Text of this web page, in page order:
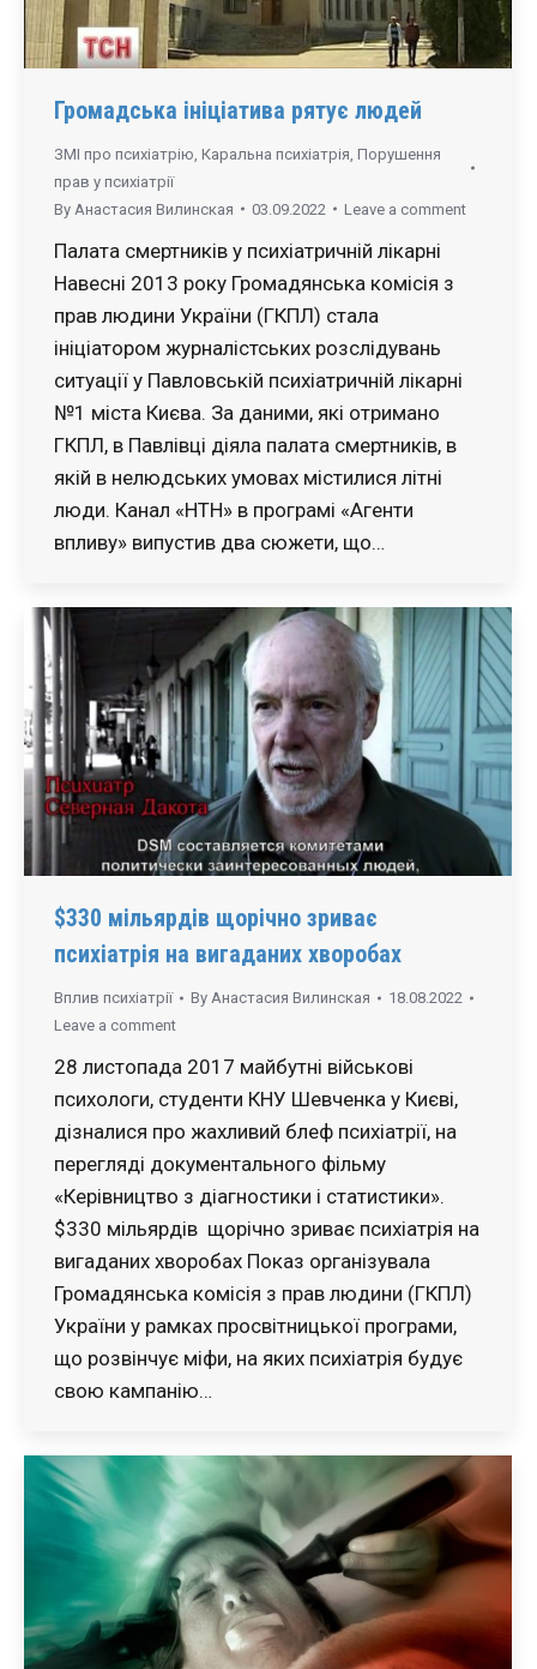
Громадська ініціатива рятує людей
ЗМІ про психіатрію Каральна психіатрія Порушення
прав у психіатрії
By Анастасия Вилинская 03.09.2022 Leave a comment
Палата смертників у психіатричній лікарні
Навесні 2013 року Громадянська комісія з
прав людини України (ГКПЛ) стала
ініціатором журналістських розслідувань
ситуації у Павловській психіатричній лікарні
№1 міста Києва. За даними, які отримано
ГКПЛ, в Павлівці діяла палата смертників, в
якій в нелюдських умовах містилися літні
люди. Канал «НТН» в програмі «Агенти
впливу» випустив два сюжети, що…
$330 мільярдів щорічно зриває
психіатрія на вигаданих хворобах
Вплив психіатрії By Анастасия Вилинская
18.08.2022
Leave a comment
28 листопада 2017 майбутні військові
психологи, студенти КНУ Шевченка у Києві,
дізналися про жахливий блеф психіатрії, на
перегляді документального фільму
«Керівництво з діагностики і статистики».
$330 мільярдів щорічно зриває психіатрія на
вигаданих хворобах Показ організувала
Громадянська комісія з прав людини (ГКПЛ)
України у рамках просвітницької програми,
що розвінчує міфи, на яких психіатрія будує
свою кампанію…